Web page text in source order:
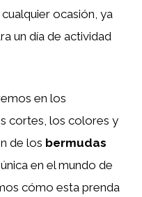
ocasión, ya
un día de actividad
en los
cortes, los colores y
de los bermudas
en el mundo de
cómo esta prenda